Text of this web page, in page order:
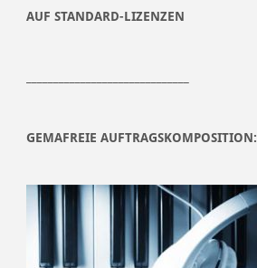
AUF STANDARD-LIZENZEN
GEMAFREIE AUFTRAGSKOMPOSITION: